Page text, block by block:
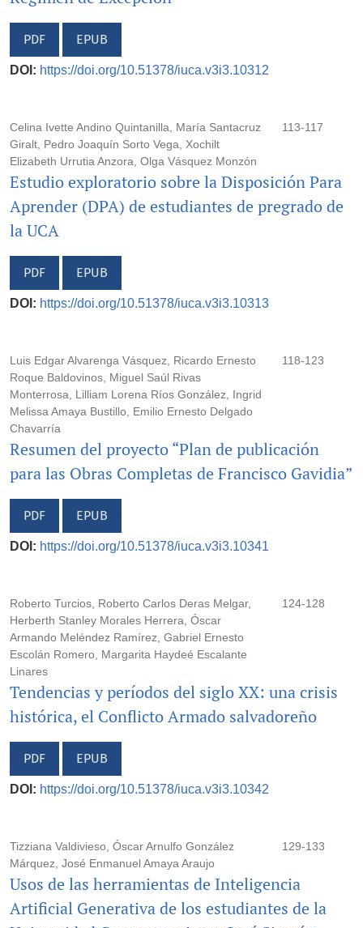
PDF EPUB
DOI: https://doi.org/10.51378/iuca.v3i3.10312
Celina Ivette Andino Quintanilla, María Santacruz
Giralt, Pedro Joaquín Sorto Vega, Xochilt
Elizabeth Urrutia Anzora, Olga Vásquez Monzón
113-117
Estudio exploratorio sobre la Disposición Para
Aprender (DPA) de estudiantes de pregrado de
la UCA
PDF EPUB
DOI: https://doi.org/10.51378/iuca.v3i3.10313
Luis Edgar Alvarenga Vásquez, Ricardo Ernesto
Roque Baldovinos, Miguel Saúl Rivas
Monterrosa, Lilliam Lorena Ríos González, Ingrid
Melissa Amaya Bustillo, Emilio Ernesto Delgado
Chavarría
118-123
Resumen del proyecto “Plan de publicación
para las Obras Completas de Francisco Gavidia”
PDF EPUB
DOI: https://doi.org/10.51378/iuca.v3i3.10341
Roberto Turcios, Roberto Carlos Deras Melgar,
Herberth Stanley Morales Herrera, Óscar
Armando Meléndez Ramírez, Gabriel Ernesto
Escolán Romero, Margarita Haydeé Escalante
Linares
124-128
Tendencias y períodos del siglo XX: una crisis
histórica, el Conflicto Armado salvadoreño
PDF EPUB
DOI: https://doi.org/10.51378/iuca.v3i3.10342
Tizziana Valdivieso, Óscar Arnulfo González
Márquez, José Enmanuel Amaya Araujo
129-133
Usos de las herramientas de Inteligencia
Artificial Generativa de los estudiantes de la